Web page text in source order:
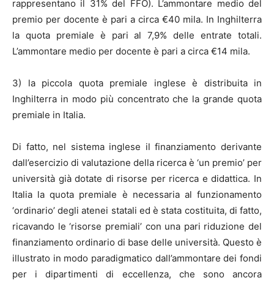
rappresentano il 31% del FFO). L’ammontare medio del
premio per docente è pari a circa €40 mila. In Inghilterra
la quota premiale è pari al 7,9% delle entrate totali.
L’ammontare medio per docente è pari a circa €14 mila.
3) la piccola quota premiale inglese è distribuita in
Inghilterra in modo più concentrato che la grande quota
premiale in Italia.
Di fatto, nel sistema inglese il finanziamento derivante
dall’esercizio di valutazione della ricerca è ‘un premio’ per
università già dotate di risorse per ricerca e didattica. In
Italia la quota premiale è necessaria al funzionamento
‘ordinario’ degli atenei statali ed è stata costituita, di fatto,
ricavando le ‘risorse premiali’ con una pari riduzione del
finanziamento ordinario di base delle università. Questo è
illustrato in modo paradigmatico dall’ammontare dei fondi
per i dipartimenti di eccellenza, che sono ancora